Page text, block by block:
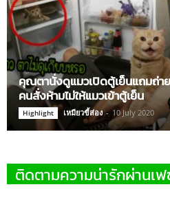
คุณตานั่งดูแมวเปิดตู้เย็นแถมถ่า
คนสั่งห้ามไม่ให้แมวเข้าตู้เย็น
Highlight เหมียวขี้ส่อง - 10 July 2020
ติดตามความน่ารักผ่านเ